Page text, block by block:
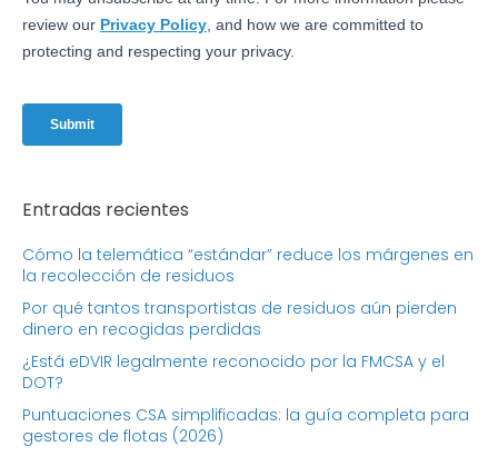
Entradas recientes
Cómo la telemática “estándar” reduce los márgenes en
la recolección de residuos
Por qué tantos transportistas de residuos aún pierden
dinero en recogidas perdidas
¿Está eDVIR legalmente reconocido por la FMCSA y el
DOT?
Puntuaciones CSA simplificadas: la guía completa para
gestores de flotas (2026)